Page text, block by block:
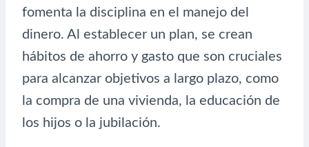
fomenta la disciplina en el manejo del
dinero. Al establecer un plan, se crean
hábitos de ahorro y gasto que son cruciales
para alcanzar objetivos a largo plazo, como
la compra de una vivienda, la educación de
los hijos o la jubilación.